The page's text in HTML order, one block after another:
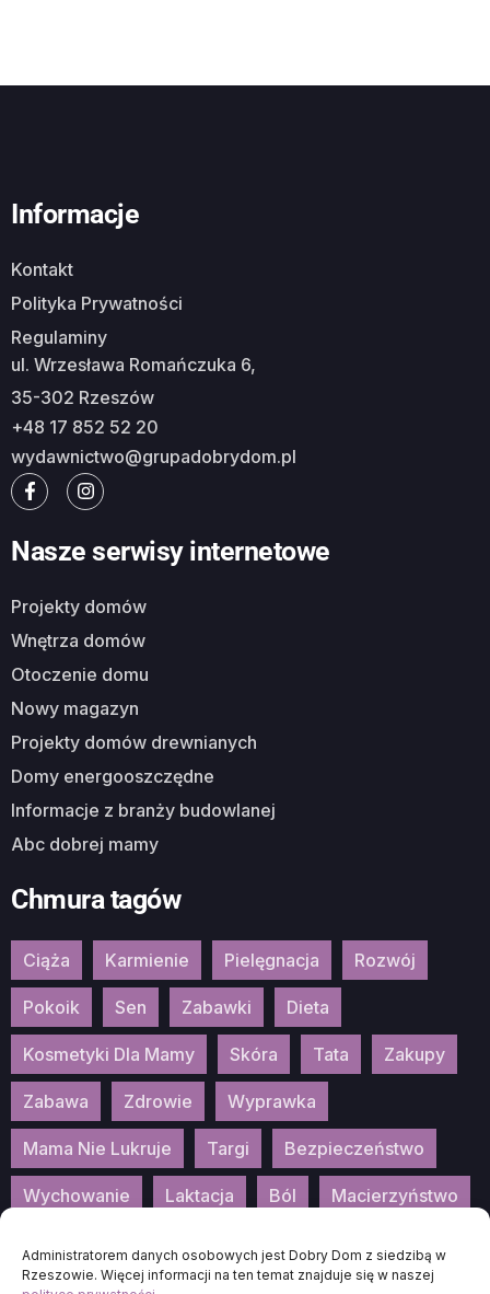
Administratorem danych osobowych jest Dobry Dom z siedzibą w
Rzeszowie. Więcej informacji na ten temat znajduje się w naszej
Informacje
Kontakt
Polityka Prywatności
Regulaminy
ul. Wrzesława Romańczuka 6,
35-302 Rzeszów
+48 17 852 52 20
wydawnictwo@grupadobrydom.pl
Nasze serwisy internetowe
Projekty domów
Wnętrza domów
Otoczenie domu
Nowy magazyn
Projekty domów drewnianych
Domy energooszczędne
Informacje z branży budowlanej
Abc dobrej mamy
Chmura tagów
Ciąża Karmienie Pielęgnacja Rozwój
Pokoik Sen Zabawki Dieta
Kosmetyki Dla Mamy Skóra Tata Zakupy
Zabawa Zdrowie Wyprawka
Mama Nie Lukruje Targi Bezpieczeństwo
Wychowanie Laktacja Ból Macierzyństwo